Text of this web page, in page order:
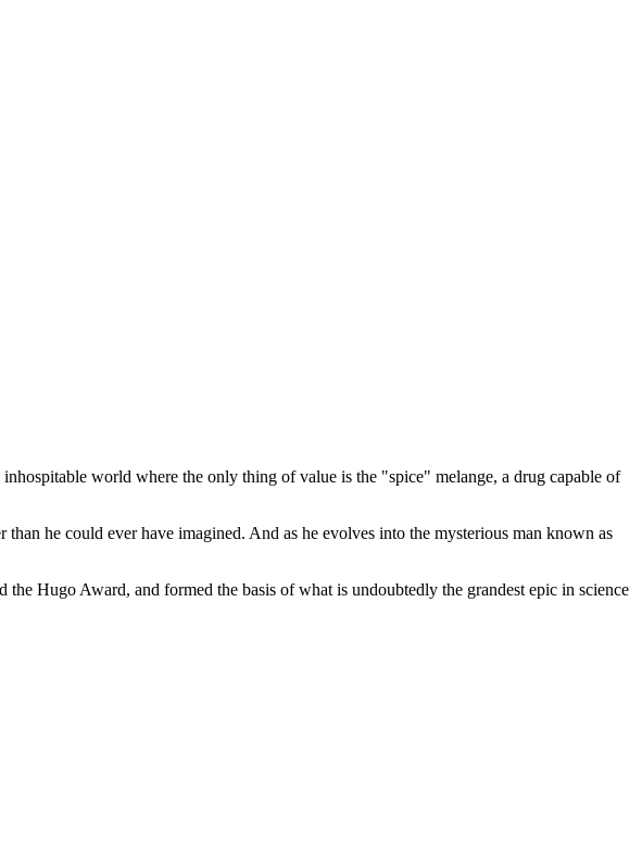
world where the only thing of value is the "spice" melange, a drug capable of
he could ever have imagined. And as he evolves into the mysterious man known as
Hugo Award, and formed the basis of what is undoubtedly the grandest epic in science